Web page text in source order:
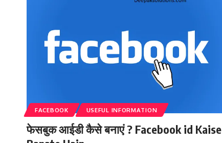
FACEBOOK USEFUL INFORMATION
फेसबुक आईडी कैसे बनाएं ? Facebook id Kaise